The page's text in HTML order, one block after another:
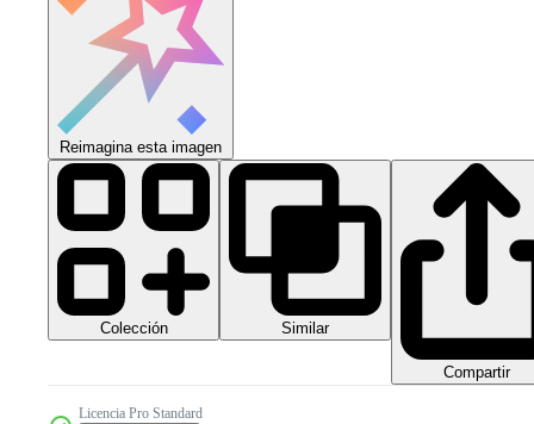
Reimagina esta imagen
Colección Similar
Compartir
Licencia Pro Standard